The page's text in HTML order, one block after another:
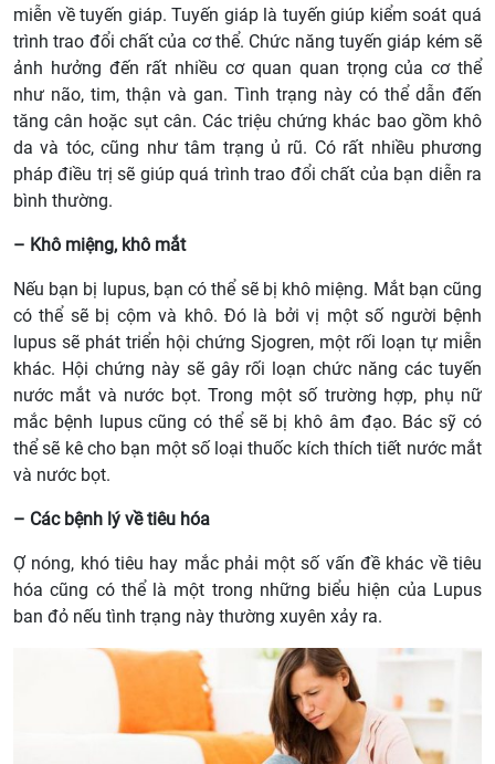
miễn về tuyến giáp. Tuyến giáp là tuyến giúp kiểm soát quá
trình trao đổi chất của cơ thể. Chức năng tuyến giáp kém sẽ
ảnh hưởng đến rất nhiều cơ quan quan trọng của cơ thể
như não, tim, thận và gan. Tình trạng này có thể dẫn đến
tăng cân hoặc sụt cân. Các triệu chứng khác bao gồm khô
da và tóc, cũng như tâm trạng ủ rũ. Có rất nhiều phương
pháp điều trị sẽ giúp quá trình trao đổi chất của bạn diễn ra
bình thường.
– Khô miệng, khô mắt
Nếu bạn bị lupus, bạn có thể sẽ bị khô miệng. Mắt bạn cũng
có thể sẽ bị cộm và khô. Đó là bởi vị một số người bệnh
lupus sẽ phát triển hội chứng Sjogren, một rối loạn tự miễn
khác. Hội chứng này sẽ gây rối loạn chức năng các tuyến
nước mắt và nước bọt. Trong một số trường hợp, phụ nữ
mắc bệnh lupus cũng có thể sẽ bị khô âm đạo. Bác sỹ có
thể sẽ kê cho bạn một số loại thuốc kích thích tiết nước mắt
và nước bọt.
– Các bệnh lý về tiêu hóa
Ợ nóng, khó tiêu hay mắc phải một số vấn đề khác về tiêu
hóa cũng có thể là một trong những biểu hiện của Lupus
ban đỏ nếu tình trạng này thường xuyên xảy ra.